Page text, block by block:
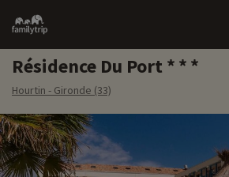
Family
trip
Résidence Du Port
Hourtin - Gironde (33)